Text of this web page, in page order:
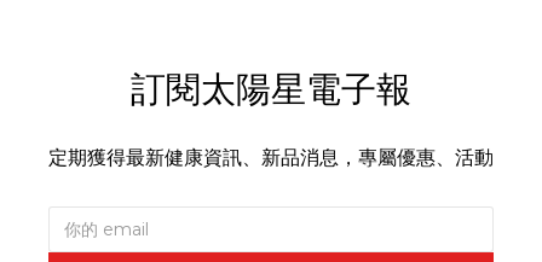
訂閱太陽星電子報
定期獲得最新健康資訊、新品消息，專屬優惠、活動